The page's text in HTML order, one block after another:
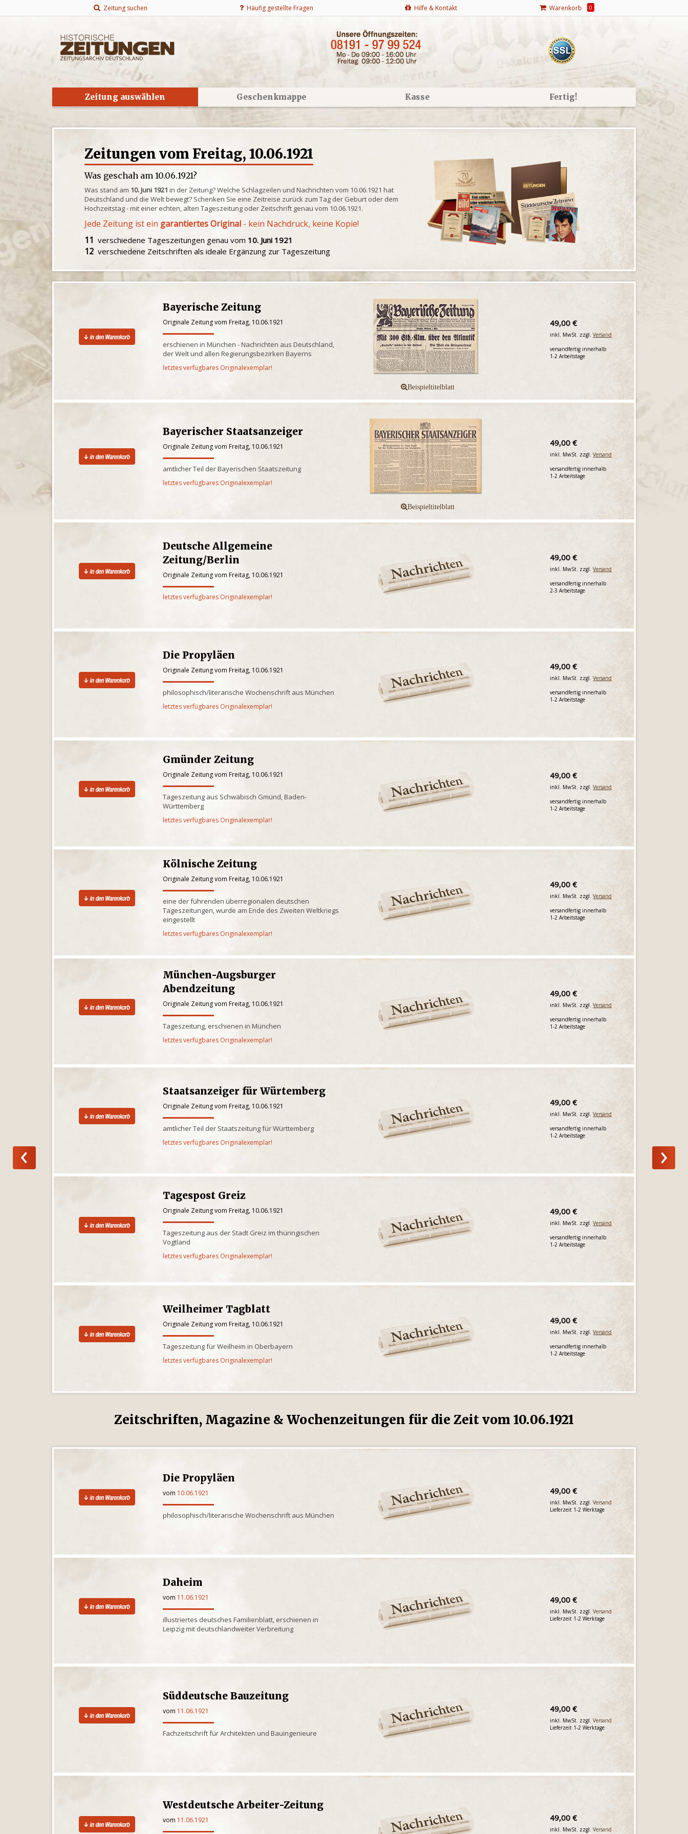
Zeitung suchen Häufig gestellte Fragen Hilfe & Kontakt Warenkorb 0
Zeitung auswählen Geschenkmappe Kasse Fertig!
Zeitungen vom Freitag, 10.06.1921
Was geschah am 10.06.1921?
Was stand am 10. Juni 1921 in der Zeitung? Welche Schlagzeilen und Nachrichten vom 10.06.1921 hat
Deutschland und die Welt bewegt? Schenken Sie eine Zeitreise zurück zum Tag der Geburt oder dem
Hochzeitstag - mit einer echten, alten Tageszeitung oder Zeitschrift genau vom 10.06.1921.
Jede Zeitung ist ein garantiertes Original - kein Nachdruck, keine Kopie!
11 verschiedene Tageszeitungen genau vom 10. Juni 1921
12 verschiedene Zeitschriften als ideale Ergänzung zur Tageszeitung
Bayerische Zeitung
Originale Zeitung vom Freitag, 10.06.1921
erschienen in München - Nachrichten aus Deutschland,
der Welt und allen Regierungsbezirken Bayerns
letztes verfügbares Originalexemplar!
49,00 €
inkl. MwSt. zzgl.Versand
versandfertig innerhalb
1-2 Arbeitstage
Bayerischer Staatsanzeiger
Originale Zeitung vom Freitag, 10.06.1921
amtlicher Teil der Bayerischen Staatszeitung
letztes verfügbares Originalexemplar!
49,00 €
inkl. MwSt. zzgl.Versand
versandfertig innerhalb
1-2 Arbeitstage
Deutsche Allgemeine
Zeitung/Berlin
Originale Zeitung vom Freitag, 10.06.1921
letztes verfügbares Originalexemplar!
49,00 €
inkl. MwSt. zzgl.Versand
versandfertig innerhalb
2-3 Arbeitstage
Die Propyläen
Originale Zeitung vom Freitag, 10.06.1921
philosophisch/literarische Wochenschrift aus München
letztes verfügbares Originalexemplar!
49,00 €
inkl. MwSt. zzgl.Versand
versandfertig innerhalb
1-2 Arbeitstage
Gmünder Zeitung
Originale Zeitung vom Freitag, 10.06.1921
Tageszeitung aus Schwäbisch Gmünd, Baden-
Württemberg
letztes verfügbares Originalexemplar!
49,00 €
inkl. MwSt. zzgl.Versand
versandfertig innerhalb
1-2 Arbeitstage
Kölnische Zeitung
Originale Zeitung vom Freitag, 10.06.1921
eine der führenden überregionalen deutschen
Tageszeitungen, wurde am Ende des Zweiten Weltkriegs
eingestellt
letztes verfügbares Originalexemplar!
49,00 €
inkl. MwSt. zzgl.Versand
versandfertig innerhalb
1-2 Arbeitstage
München-Augsburger
Abendzeitung
Originale Zeitung vom Freitag, 10.06.1921
Tageszeitung, erschienen in München
letztes verfügbares Originalexemplar!
49,00 €
inkl. MwSt. zzgl.Versand
versandfertig innerhalb
1-2 Arbeitstage
Staatsanzeiger für Würtemberg
Originale Zeitung vom Freitag, 10.06.1921
amtlicher Teil der Staatszeitung für Württemberg
letztes verfügbares Originalexemplar!
49,00 €
inkl. MwSt. zzgl.Versand
versandfertig innerhalb
1-2 Arbeitstage
Tagespost Greiz
Originale Zeitung vom Freitag, 10.06.1921
Tageszeitung aus der Stadt Greiz im thüringischen
Vogtland
letztes verfügbares Originalexemplar!
49,00 €
inkl. MwSt. zzgl.Versand
versandfertig innerhalb
1-2 Arbeitstage
Weilheimer Tagblatt
Originale Zeitung vom Freitag, 10.06.1921
Tageszeitung für Weilheim in Oberbayern
letztes verfügbares Originalexemplar!
49,00 €
inkl. MwSt. zzgl.Versand
versandfertig innerhalb
1-2 Arbeitstage
Zeitschriften, Magazine & Wochenzeitungen für die Zeit vom 10.06.1921
Die Propyläen
vom 10.06.1921
philosophisch/literarische Wochenschrift aus München
49,00 €
inkl. MwSt. zzgl.Versand
Lieferzeit 1-2 Werktage
Daheim
vom 11.06.1921
illustriertes deutsches Familienblatt, erschienen in
Leipzig mit deutschlandweiter Verbreitung
49,00 €
inkl. MwSt. zzgl.Versand
Lieferzeit 1-2 Werktage
Süddeutsche Bauzeitung
vom 11.06.1921
Fachzeitschrift für Architekten und Bauingenieure
49,00 €
inkl. MwSt. zzgl.Versand
Lieferzeit 1-2 Werktage
Westdeutsche Arbeiter-Zeitung
vom 11.06.1921 49,00 €
inkl. MwSt. zzgl.Versand